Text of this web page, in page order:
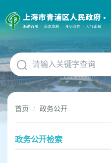
障
碍
作
说
明
跳
到
网
首页 政务公开
政务公开检索